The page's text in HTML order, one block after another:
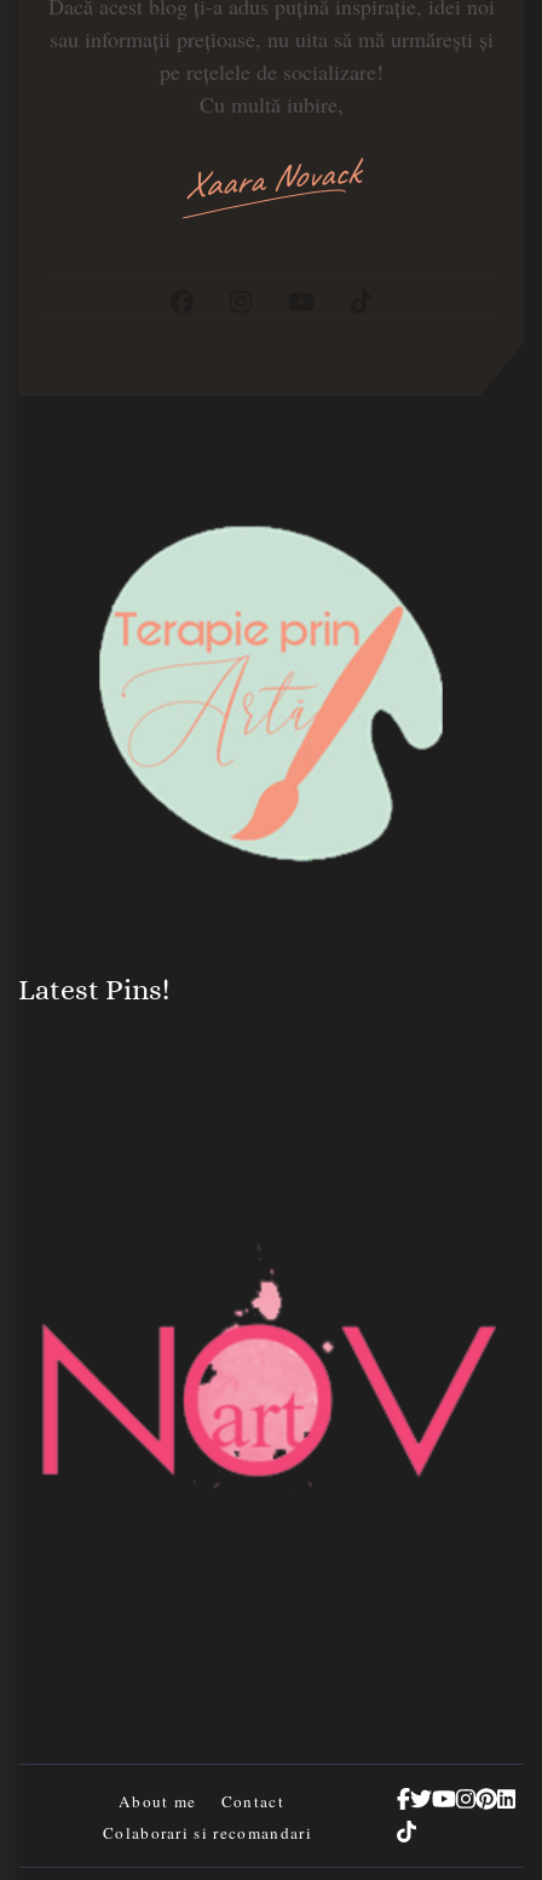
Dacă acest blog ți-a adus puțină inspirație, idei noi
sau informații prețioase, nu uita să mă urmărești și
pe rețelele de socializare!
Cu multă iubire,
Xaara Novack
Latest Pins!
About me
Contact
Colaborari si recomandari